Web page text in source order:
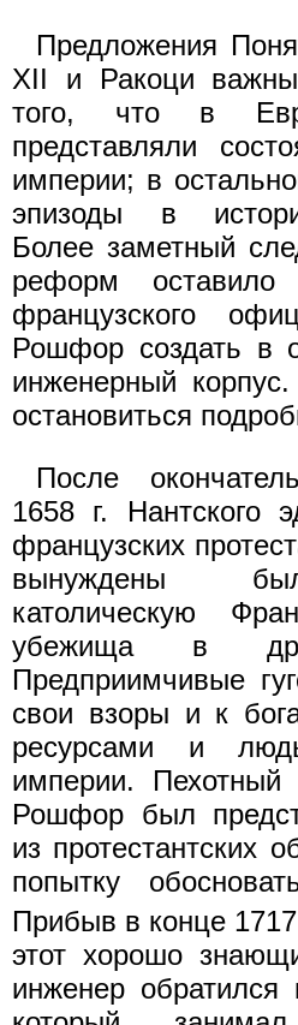
Предложения
XII и Ракоци важны
того, что в
представляли
империи; в
эпизоды в
Более заметный
реформ
французского
Рошфор создать в
инженерный
остановиться
После
1658 г. Нантского
французских
вынуждены
католическую
убежища в
Предприимчивые
свои взоры и к
ресурсами и
империи. Пехотный
Рошфор был
из протестантских
попытку
Прибыв в конце
этот хорошо
инженер